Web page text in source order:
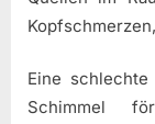
Eine
Schimmel